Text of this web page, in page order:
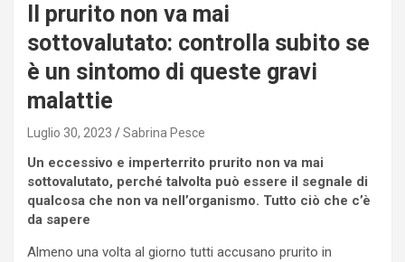
Il prurito non va mai
sottovalutato: controlla subito se
è un sintomo di queste gravi
malattie
Luglio 30, 2023 Sabrina Pesce
Un eccessivo e imperterrito prurito non va mai
sottovalutato, perché talvolta può essere il segnale di
qualcosa che non va nell’organismo. Tutto ciò che c’è
da sapere
Almeno una volta al giorno tutti accusano prurito in